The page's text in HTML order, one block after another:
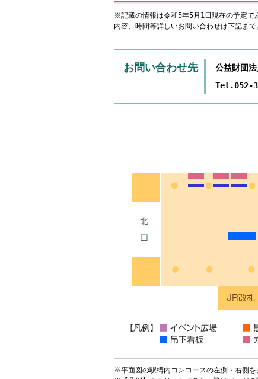
※記載の情報は令和5年5月1日現在の予定で
内容、時間等詳しいお問い合わせは下記まで
お問い合わせ先
公益財団
Tel.052-
※平面図の駅構内コンコースの左側・右側を